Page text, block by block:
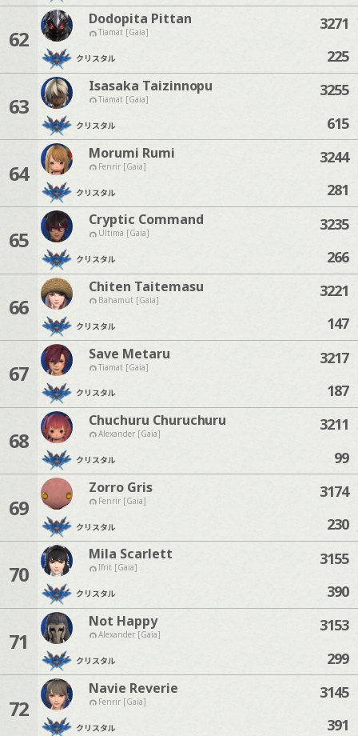
62
Dodopita Pittan
Tiamat [Gaia]
クリスタル
3271
225
63
Isasaka Taizinnopu
Tiamat [Gaia]
クリスタル
3255
615
64
Morumi Rumi
Fenrir [Gaia]
クリスタル
3244
281
65
Cryptic Command
Ultima [Gaia]
クリスタル
3235
266
66
Chiten Taitemasu
Bahamut [Gaia]
クリスタル
3221
147
67
Save Metaru
Tiamat [Gaia]
クリスタル
3217
187
68
Chuchuru Churuchuru
Alexander [Gaia]
クリスタル
3211
99
69
Zorro Gris
Fenrir [Gaia]
クリスタル
3174
230
70
Mila Scarlett
Ifrit [Gaia]
クリスタル
3155
390
71
Not Happy
Alexander [Gaia]
クリスタル
3153
299
72
Navie Reverie
Fenrir [Gaia]
クリスタル
3145
391